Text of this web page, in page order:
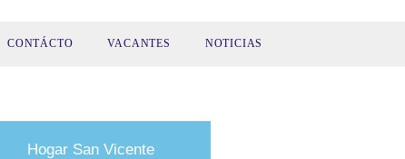
CONTÁCTO VACANTES NOTICIAS
Hogar San Vicente